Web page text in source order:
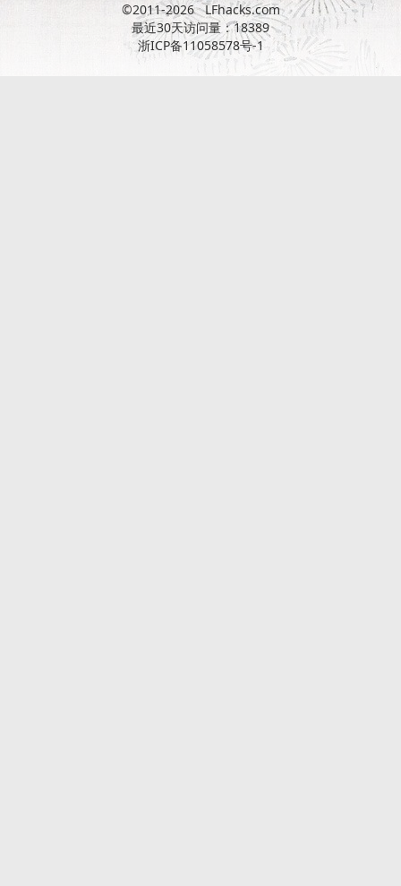
©2011-2026 LFhacks.com
最近30天访问量：18389
浙ICP备11058578号-1